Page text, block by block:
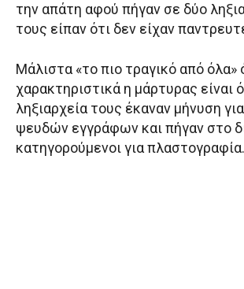
την απάτη αφού πήγαν σε δύο
τους είπαν ότι δεν είχαν
Μάλιστα «το πιο τραγικό από
χαρακτηριστικά η μάρτυρας είναι
ληξιαρχεία τους έκαναν μήνυση
ψευδών εγγράφων και πήγαν στο
κατηγορούμενοι για πλαστογραφία.